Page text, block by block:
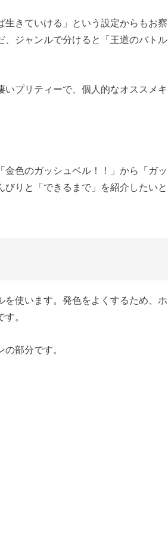
きていける」という設定からもお察
、ジャンルで分けると「王道のバトル
プリティーで、個人的なオススメキ
色のガッシュベル！！」から「ガッ
りと「できるまで」を紹介したいと
使います。発色をよくするため、ホ
。
部分です。